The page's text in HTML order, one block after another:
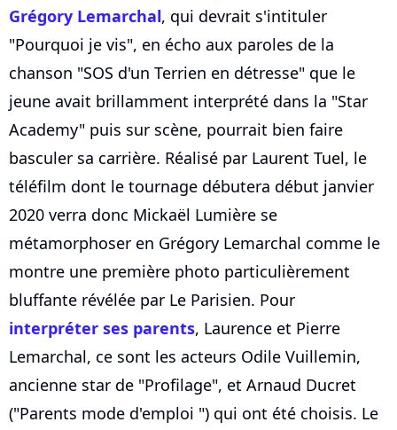
Grégory Lemarchal, qui devrait s'intituler
"Pourquoi je vis", en écho aux paroles de la
chanson "SOS d'un Terrien en détresse" que le
jeune avait brillamment interprété dans la "Star
Academy" puis sur scène, pourrait bien faire
basculer sa carrière. Réalisé par Laurent Tuel, le
téléfilm dont le tournage débutera début janvier
2020 verra donc Mickaël Lumière se
métamorphoser en Grégory Lemarchal comme le
montre une première photo particulièrement
bluffante révélée par Le Parisien. Pour
interpréter ses parents, Laurence et Pierre
Lemarchal, ce sont les acteurs Odile Vuillemin,
ancienne star de "Profilage", et Arnaud Ducret
("Parents mode d'emploi ") qui ont été choisis. Le